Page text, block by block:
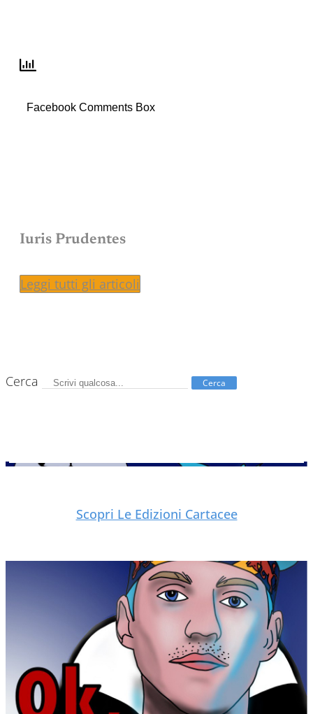
Facebook Comments Box
Iuris Prudentes
Leggi tutti gli articoli
Cerca Cerca
Scopri Le Edizioni Cartacee